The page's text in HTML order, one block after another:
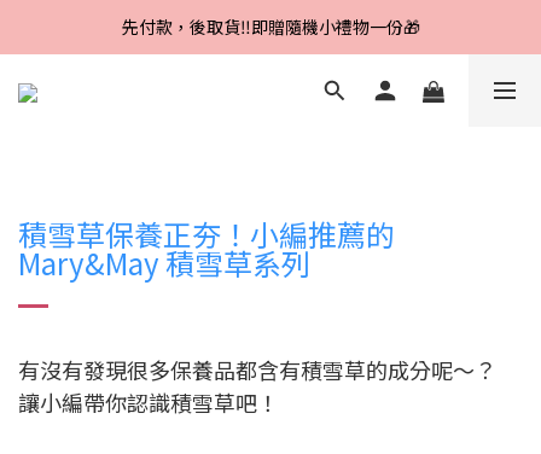
Line好友招募中，首購、回購皆贈100元
先付款，後取貨‼️即贈隨機小禮物一份🎁
Line好友招募中，首購、回購皆贈100元
積雪草保養正夯！小編推薦的
Mary&May 積雪草系列
有沒有發現很多保養品都含有積雪草的成分呢～？
讓小編帶你認識積雪草吧！